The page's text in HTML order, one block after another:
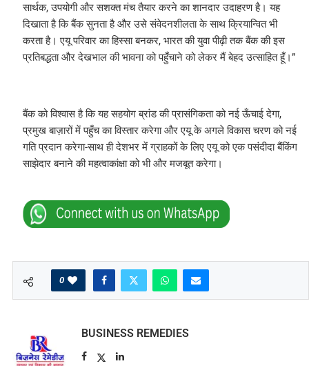
सार्थक, उपयोगी और सशक्त मंच तैयार करने का शानदार उदाहरण है। यह
दिखाता है कि बैंक सुनता है और उसे संवेदनशीलता के साथ क्रियान्वित भी
करता है। एयू परिवार का हिस्सा बनकर, भारत की युवा पीढ़ी तक बैंक की इस
प्रतिबद्धता और देखभाल की भावना को पहुँचाने को लेकर मैं बेहद उत्साहित हूँ।”
बैंक को विश्वास है कि यह सहयोग ब्रांड की प्रासंगिकता को नई ऊँचाई देगा,
प्रमुख बाज़ारों में पहुँच का विस्तार करेगा और एयू के अगले विकास चरण को नई
गति प्रदान करेगा-साथ ही देशभर में ग्राहकों के लिए एयू को एक पसंदीदा बैंकिंग
साझेदार बनाने की महत्वाकांक्षा को भी और मजबूत करेगा।
0
BUSINESS REMEDIES